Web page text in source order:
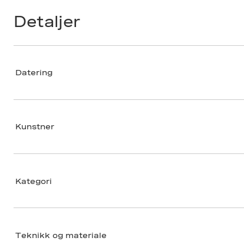
Detaljer
Datering
Kunstner
Kategori
Teknikk og materiale